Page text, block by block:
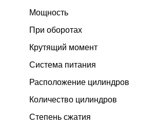
Мощность
При оборотах
Крутящий момент
Система питания
Расположение цилиндров
Количество цилиндров
Степень сжатия